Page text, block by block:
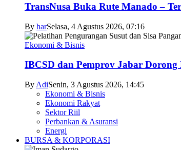
TransNusa Buka Rute Manado –
By harSelasa, 4 Agustus 2026, 07:16
Ekonomi & Bisnis
IBCSD dan Pemprov Jabar
By AdiSenin, 3 Agustus 2026, 14:45
Ekonomi & Bisnis
Ekonomi Rakyat
Sektor Riil
Perbankan & Asuransi
Energi
BURSA & KORPORASI